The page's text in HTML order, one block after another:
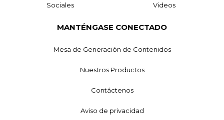
Sociales Videos
MANTÉNGASE CONECTADO
Mesa de Generación de Contenidos
Nuestros Productos
Contáctenos
Aviso de privacidad